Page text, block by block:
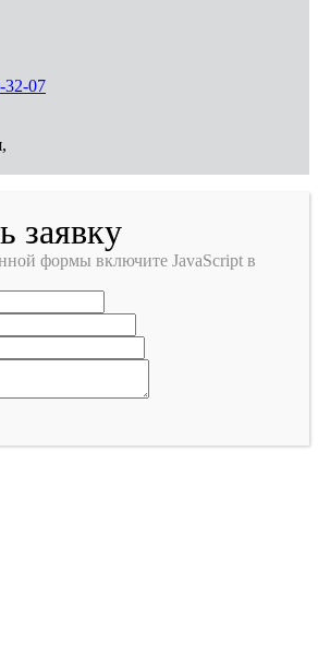
32-07
заявку
формы включите JavaScript в